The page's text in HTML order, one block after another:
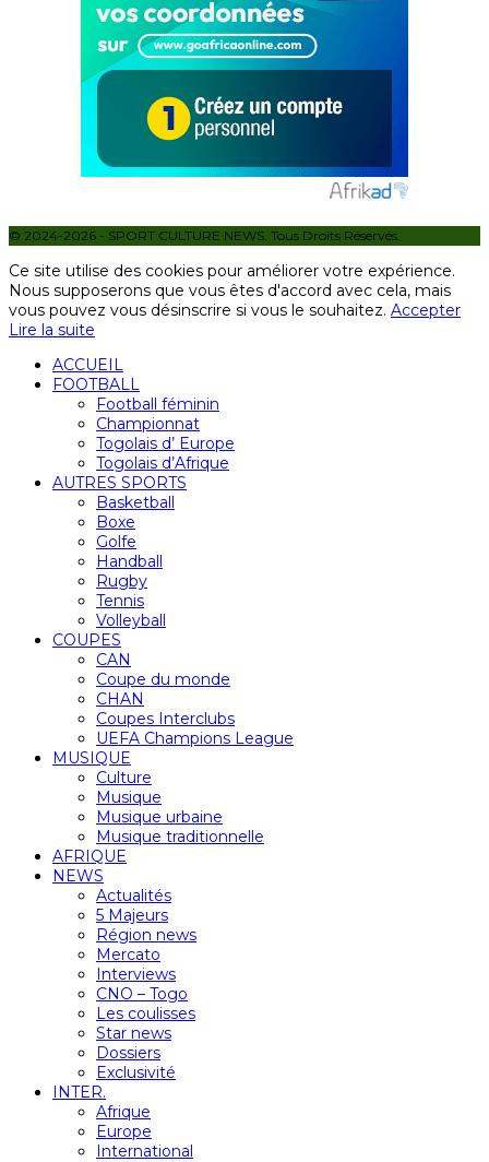
© 2024-2026 - SPORT CULTURE NEWS. Tous Droits Réservés.
Ce site utilise des cookies pour améliorer votre expérience.
Nous supposerons que vous êtes d'accord avec cela, mais
vous pouvez vous désinscrire si vous le souhaitez. Accepter
Lire la suite
ACCUEIL
FOOTBALL
Football féminin
Championnat
Togolais d’ Europe
Togolais d’Afrique
AUTRES SPORTS
Basketball
Boxe
Golfe
Handball
Rugby
Tennis
Volleyball
COUPES
CAN
Coupe du monde
CHAN
Coupes Interclubs
UEFA Champions League
MUSIQUE
Culture
Musique
Musique urbaine
Musique traditionnelle
AFRIQUE
NEWS
Actualités
5 Majeurs
Région news
Mercato
Interviews
CNO – Togo
Les coulisses
Star news
Dossiers
Exclusivité
INTER.
Afrique
Europe
International